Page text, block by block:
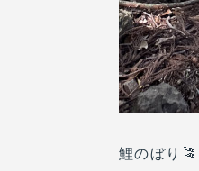
鯉のぼり🎏